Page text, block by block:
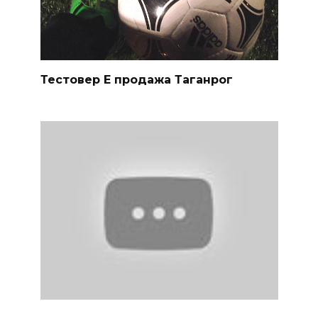
Тестовер Е продажа Таганрог